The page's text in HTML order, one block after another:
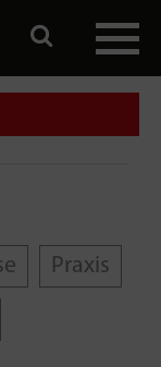
Praxis